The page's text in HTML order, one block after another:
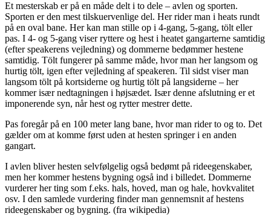
Et mesterskab er på en måde delt i to dele – avlen og sporten.
Sporten er den mest tilskuervenlige del. Her rider man i heats rundt
på en oval bane. Her kan man stille op i 4-gang, 5-gang, tölt eller
pas. I 4- og 5-gang viser ryttere og hest i heatet gangarterne samtidig
(efter speakerens vejledning) og dommerne bedømmer hestene
samtidig. Tölt fungerer på samme måde, hvor man her langsom og
hurtig tölt, igen efter vejledning af speakeren. Til sidst viser man
langsom tölt på kortsiderne og hurtig tölt på langsiderne – her
kommer især nedtagningen i højsædet. Især denne afslutning er et
imponerende syn, når hest og rytter mestrer dette.
Pas foregår på en 100 meter lang bane, hvor man rider to og to. Det
gælder om at komme først uden at hesten springer i en anden
gangart.
I avlen bliver hesten selvfølgelig også bedømt på rideegenskaber,
men her kommer hestens bygning også ind i billedet. Dommerne
vurderer her ting som f.eks. hals, hoved, man og hale, hovkvalitet
osv. I den samlede vurdering finder man gennemsnit af hestens
rideegenskaber og bygning. (fra wikipedia)